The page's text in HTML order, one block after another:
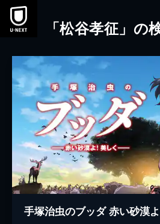
本文へスキップ
「松谷孝征」の
手塚治虫のブッダ 赤い砂漠